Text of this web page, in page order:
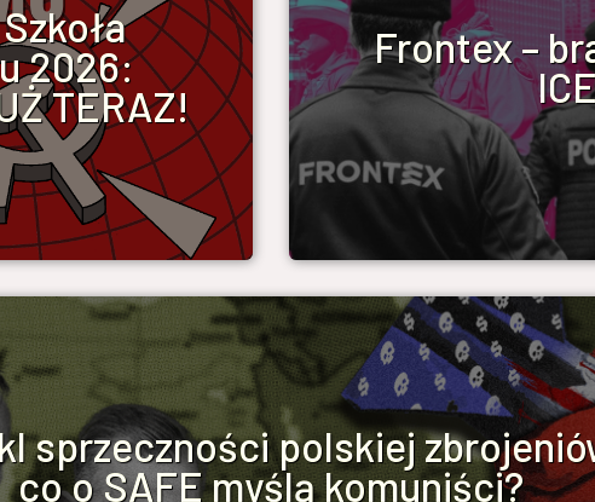
2026:
TERAZ!
Frontex –
sprzeczności polskiej
co o SAFE myślą komuniści?